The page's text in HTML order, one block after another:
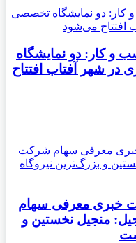
و کار: دو نمایشگاه
شهر آفتاب افتتاح
خبری معرفی سهام
منجیل نخستین و